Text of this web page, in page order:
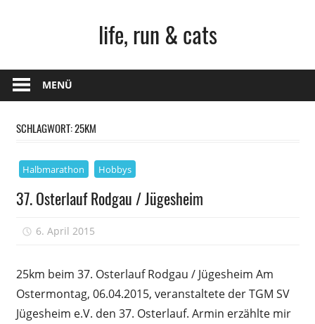
life, run & cats
Frank
–
MENÜ
SCHLAGWORT:25KM
Halbmarathon Hobbys
37. Osterlauf Rodgau / Jügesheim
6. April 2015
25km beim 37. Osterlauf Rodgau / Jügesheim Am
Ostermontag, 06.04.2015, veranstaltete der TGM SV
Jügesheim e.V. den 37. Osterlauf. Armin erzählte mir